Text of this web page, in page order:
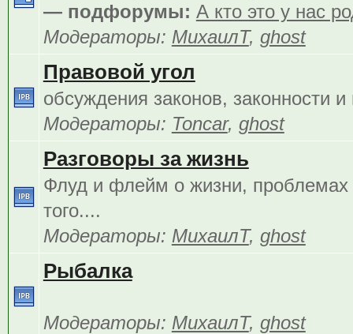
— подфорумы: А кто это у нас
Модераторы: МихаилТ, ghost
Правовой угол
обсуждения законов, законности и
Модераторы: Toncar, ghost
Разговоры за жизнь
Флуд и флейм о жизни, проблемах
того....
Модераторы: МихаилТ, ghost
Рыбалка
Модераторы: МихаилТ, ghost